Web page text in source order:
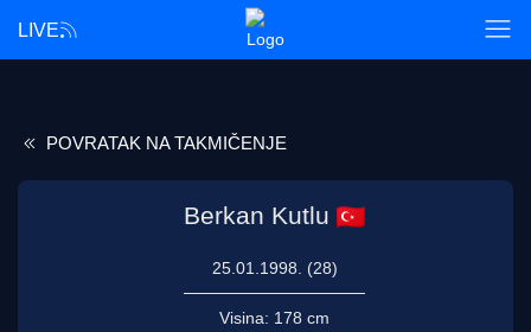
LIVE
POVRATAK NA TAKMIČENJE
Berkan Kutlu
25.01.1998. (28)
Visina: 178 cm